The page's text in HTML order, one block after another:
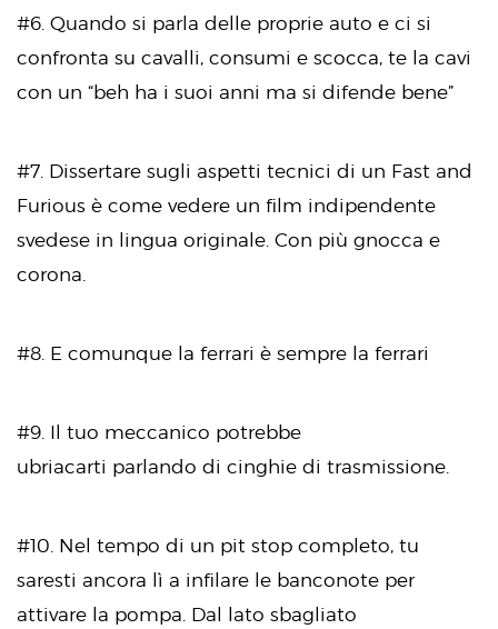
#6. Quando si parla delle proprie auto e ci si
confronta su cavalli, consumi e scocca, te la cavi
con un “beh ha i suoi anni ma si difende bene”
#7. Dissertare sugli aspetti tecnici di un Fast and
Furious è come vedere un film indipendente
svedese in lingua originale. Con più gnocca e
corona.
#8. E comunque la ferrari è sempre la ferrari
#9. Il tuo meccanico potrebbe
ubriacarti parlando di cinghie di trasmissione.
#10. Nel tempo di un pit stop completo, tu
saresti ancora lì a infilare le banconote per
attivare la pompa. Dal lato sbagliato